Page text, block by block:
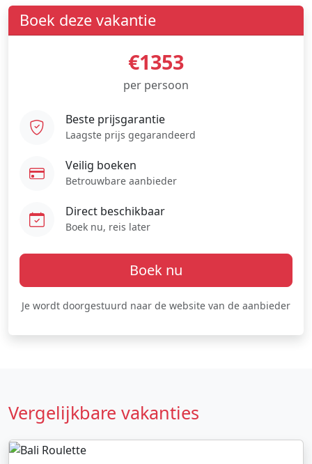
Boek deze vakantie
€1353
per persoon
Beste prijsgarantie
Laagste prijs gegarandeerd
Veilig boeken
Betrouwbare aanbieder
Direct beschikbaar
Boek nu, reis later
Boek nu
Je wordt doorgestuurd naar de website van de aanbieder
Vergelijkbare vakanties